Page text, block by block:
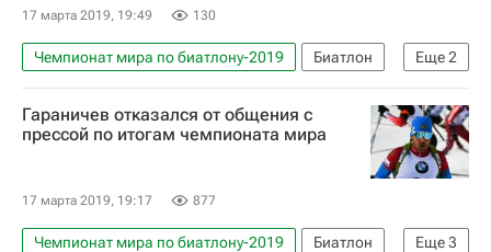
17 марта 2019, 19:49 130
Еще2
Чемпионат мира по биатлону-2019
Биатлон
Сборная России по биатлону
Владимир Драчев
Гараничев отказался от общения с
прессой по итогам чемпионата мира
17 марта 2019, 19:17 877
Еще3
Чемпионат мира по биатлону-2019
Биатлон